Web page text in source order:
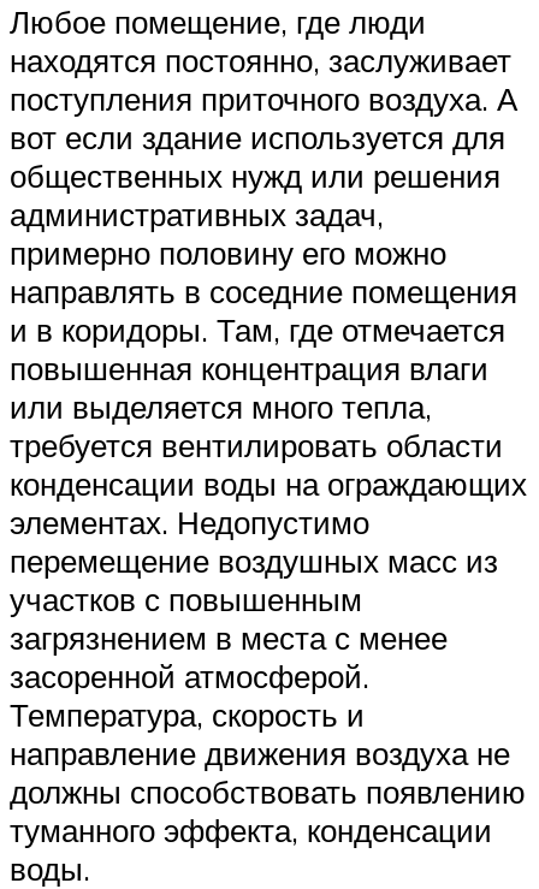
Любое помещение, где люди
находятся постоянно, заслуживает
поступления приточного воздуха. А
вот если здание используется для
общественных нужд или решения
административных задач,
примерно половину его можно
направлять в соседние помещения
и в коридоры. Там, где отмечается
повышенная концентрация влаги
или выделяется много тепла,
требуется вентилировать области
конденсации воды на ограждающих
элементах. Недопустимо
перемещение воздушных масс из
участков с повышенным
загрязнением в места с менее
засоренной атмосферой.
Температура, скорость и
направление движения воздуха не
должны способствовать появлению
туманного эффекта, конденсации
воды.